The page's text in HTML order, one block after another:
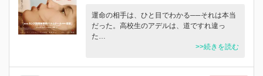
運命の相手は、ひと目でわかる──それは本当
だった。高校生のアデルは、道ですれ違っ
た…
>>続きを読む